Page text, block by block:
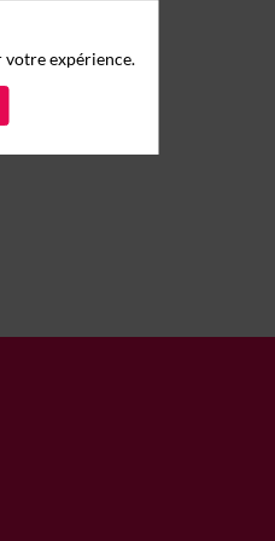
votre expérience.